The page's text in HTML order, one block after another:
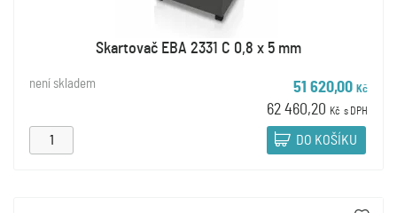
Skartovač EBA 2331 C 0,8 x 5 mm
není skladem 51 620,00 Kč
62 460,20 Kč s DPH
DO KOŠÍKU